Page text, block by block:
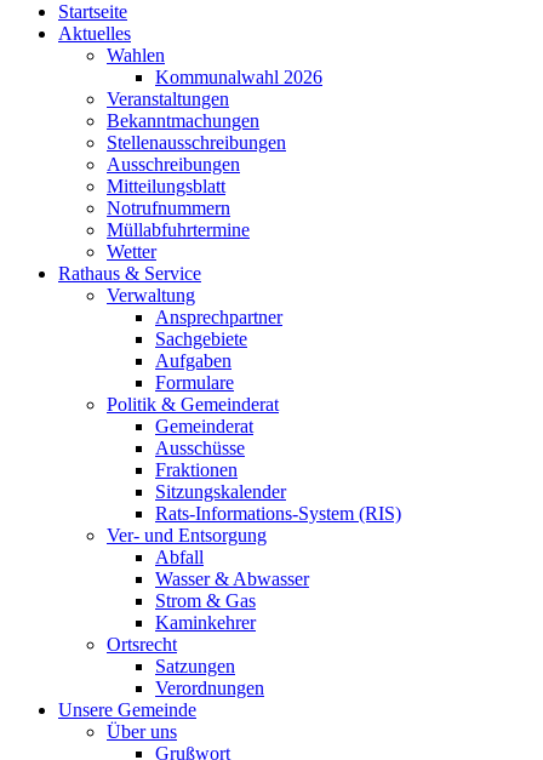
Startseite
Aktuelles
Wahlen
Kommunalwahl 2026
Veranstaltungen
Bekanntmachungen
Stellenausschreibungen
Ausschreibungen
Mitteilungsblatt
Notrufnummern
Müllabfuhrtermine
Wetter
Rathaus & Service
Verwaltung
Ansprechpartner
Sachgebiete
Aufgaben
Formulare
Politik & Gemeinderat
Gemeinderat
Ausschüsse
Fraktionen
Sitzungskalender
Rats-Informations-System (RIS)
Ver- und Entsorgung
Abfall
Wasser & Abwasser
Strom & Gas
Kaminkehrer
Ortsrecht
Satzungen
Verordnungen
Unsere Gemeinde
Über uns
Grußwort